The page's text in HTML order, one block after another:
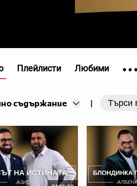
съдържание |
Плейлисти Любими